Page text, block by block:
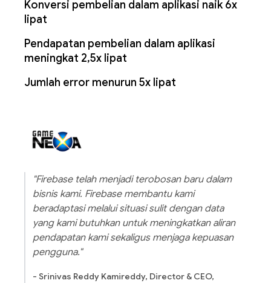
Konversi pembelian dalam aplikasi naik 6x
lipat
Pendapatan pembelian dalam aplikasi
meningkat 2,5x lipat
Jumlah error menurun 5x lipat
"Firebase telah menjadi terobosan baru dalam
bisnis kami. Firebase membantu kami
beradaptasi melalui situasi sulit dengan data
yang kami butuhkan untuk meningkatkan aliran
pendapatan kami sekaligus menjaga kepuasan
pengguna."
- Srinivas Reddy Kamireddy, Director & CEO,